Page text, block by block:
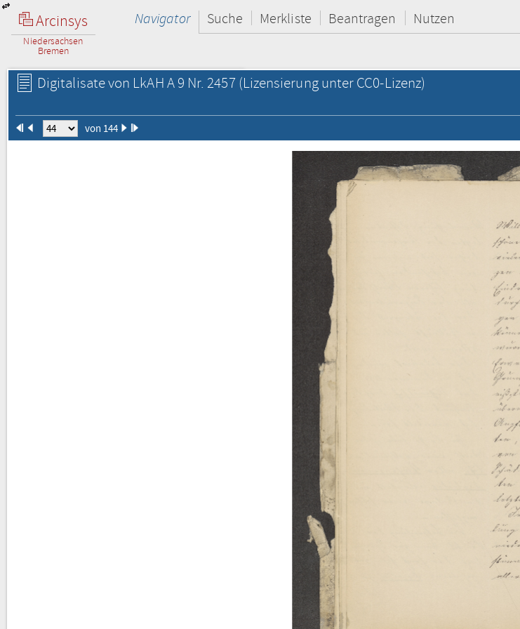
Arcinsys
Niedersachsen
Bremen
Navigator Suche Merkliste Beantragen Nutzen
Digitalisate von LkAH A 9 Nr. 2457(Lizensierung unter CC0-Lizenz)
von 144